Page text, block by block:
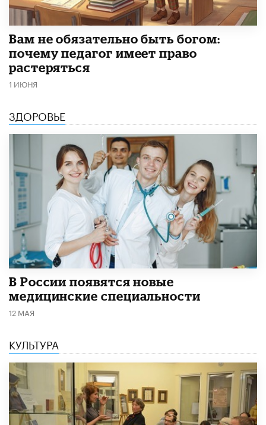
​Вам не обязательно быть богом:
почему педагог имеет право
растеряться
1 ИЮНЯ
ЗДОРОВЬЕ
В России появятся новые
медицинские специальности
12 МАЯ
КУЛЬТУРА